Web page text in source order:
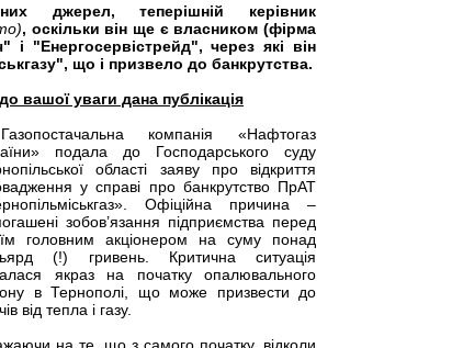
джерел, теперішній керівник
, оскільки він ще є власником (фірма
"Енергосервістрейд", через які він
що і призвело до банкрутства.
вашої уваги дана публікація
компанія «Нафтогаз
подала до Господарського суду
області заяву про відкриття
у справі про банкрутство ПрАТ
Офіційна причина –
зобов’язання підприємства перед
головним акціонером на суму понад
(!) гривень. Критична ситуація
якраз на початку опалювального
в Тернополі, що може призвести до
від тепла і газу.